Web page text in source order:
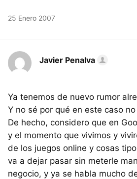
25 Enero 2007
Javier Penalva
Ya tenemos de nuevo rumor
Y no sé por qué en este caso
De hecho, considero que en
y el momento que vivimos y
de los juegos online y cosas
va a dejar pasar sin meterle
negocio, y ya se habla mucho